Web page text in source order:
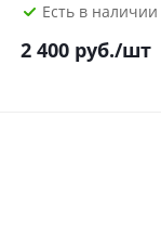
Есть в наличии
2 400руб./шт